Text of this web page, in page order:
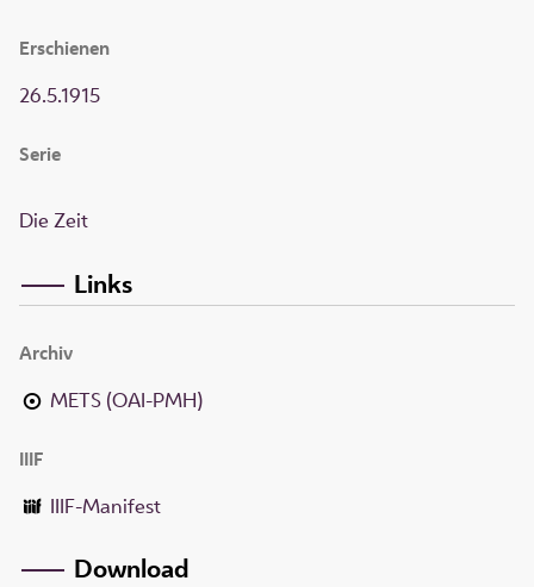
Erschienen
26.5.1915
Serie
Die Zeit
Links
Archiv
METS (OAI-PMH)
IIIF
IIIF-Manifest
Download